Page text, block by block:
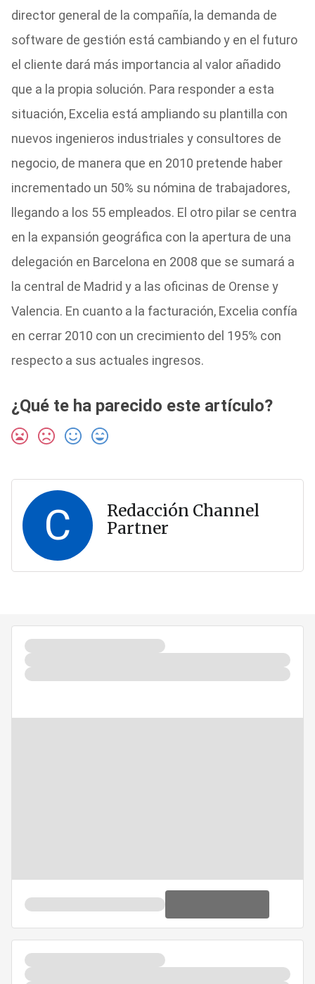
director general de la compañía, la demanda de
software de gestión está cambiando y en el futuro
el cliente dará más importancia al valor añadido
que a la propia solución. Para responder a esta
situación, Excelia está ampliando su plantilla con
nuevos ingenieros industriales y consultores de
negocio, de manera que en 2010 pretende haber
incrementado un 50% su nómina de trabajadores,
llegando a los 55 empleados. El otro pilar se centra
en la expansión geográfica con la apertura de una
delegación en Barcelona en 2008 que se sumará a
la central de Madrid y a las oficinas de Orense y
Valencia. En cuanto a la facturación, Excelia confía
en cerrar 2010 con un crecimiento del 195% con
respecto a sus actuales ingresos.
¿Qué te ha parecido este artículo?
C
Redacción Channel
Partner